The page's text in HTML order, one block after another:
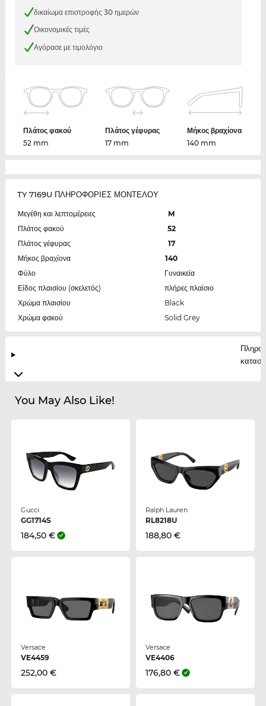
δικαίωμα επιστροφής 30 ημερών
Οικονομικές τιμές
Αγόρασε με τιμολόγιο
Πλάτος φακού
52 mm
Πλάτος γέφυρας
17 mm
Μήκος βραχίονα
140 mm
TY 7169U ΠΛΗΡΟΦΟΡΙΕΣ ΜΟΝΤΕΛΟΥ
Μεγέθη και λεπτομέρειες
M
Πλάτος φακού
52
Πλάτος γέφυρας
17
Μήκος βραχίονα
140
Φύλο
Γυναικεία
Είδος πλαισίου (σκελετός)
πλήρες πλαίσιο
Χρώμα πλαισίου
Black
Χρώμα φακού
Solid Grey
You May Also Like!
Gucci
GG1714S
184,50 €
Ralph Lauren
RL8218U
188,80 €
Versace
VE4459
252,00 €
Versace
VE4406
176,80 €